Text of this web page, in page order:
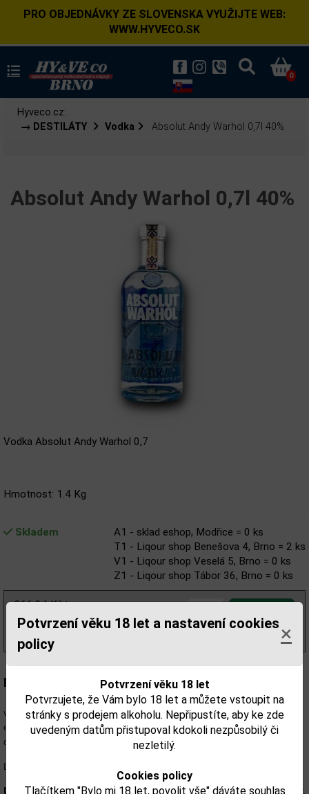
Potvrzení věku 18 let a nastavení cookies
policy
×
Potvrzení věku 18 let
Potvrzujete, že Vám bylo 18 let a můžete vstoupit na
stránky s prodejem alkoholu. Nepřipustíte, aby ke zde
uvedeným datům přistupoval kdokoli nezpůsobilý či
nezletilý.
Cookies policy
Tlačítkem "Bylo mi 18 let, povolit vše" dáváte souhlas
PRO OBJEDNÁVKY ZE SLOVENSKA VYUŽIJTE WEB:
WWW.HYVECO.SK
0
Hyveco.cz:
→ DESTILÁTY
Vodka Absolut Andy Warhol 0,7l 40%
Absolut Andy Warhol 0,7l 40%
Vodka Absolut Andy Warhol 0,7
Hmotnost: 1.4 Kg
Skladem
A1 - sklad eshop, Modřice = 0 ks
T1 - Liqour shop Benešova 4, Brno = 2 ks
V1 - Liqour shop Veselá 5, Brno = 0 ks
Z1 - Liqour shop Tábor 36, Brno = 0 ks
366,94 Kč
444,00 Kčs DPH
Popis:
Švédská značka Absolut hrdě představuje novou limitovanou edici své
vodky a to v nejikoničtější podobě, jakou kdy uvedla na trh. S limitovanou
edicí Andy Warhol přenesli tvůrci slavnou malbu ještě slavnějšího umělce
do 3D a tím umožnili každému z nás mít svého Warhola i u sebe doma.
Limitovaná edice.
Upozorňujeme, že tento produkt může obsahovat alergeny.